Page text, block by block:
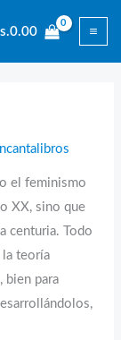
0.00
el feminismo
XX, sino que
centuria. Todo
la teoría
bien para